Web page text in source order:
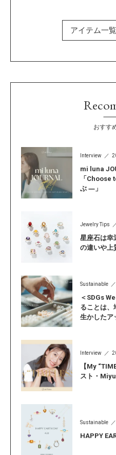
アイテム一
おすす
Interview
mi luna
「Choose
ぶ ―」
Jewelry Tips
星座石は幸
の違いや上
Sustainable
＜SDGs
ることは、
生かしたア
Interview
【My
スト・
Sustainable
HAPPY